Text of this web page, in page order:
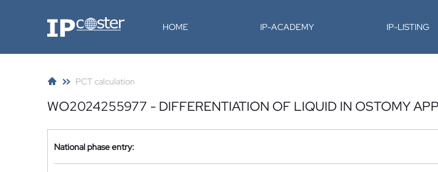
IP-Coster HOME IP-ACADEMY IP-LISTING
PCT calculation
WO2024255977 - DIFFERENTIATION OF LIQUID IN OSTOMY
National phase entry: